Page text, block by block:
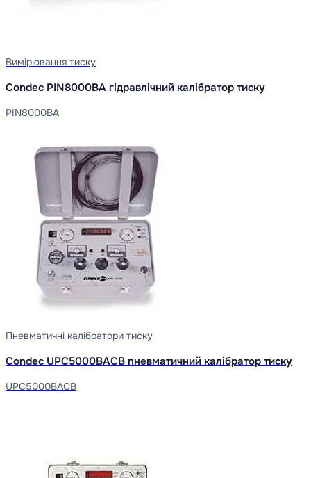
Вимірювання тиску
Condec PIN8000BA гідравлічний калібратор тиску
PIN8000BA
Пневматичні калібратори тиску
Condec UPC5000BACB пневматичний калібратор тиску
UPC5000BACB